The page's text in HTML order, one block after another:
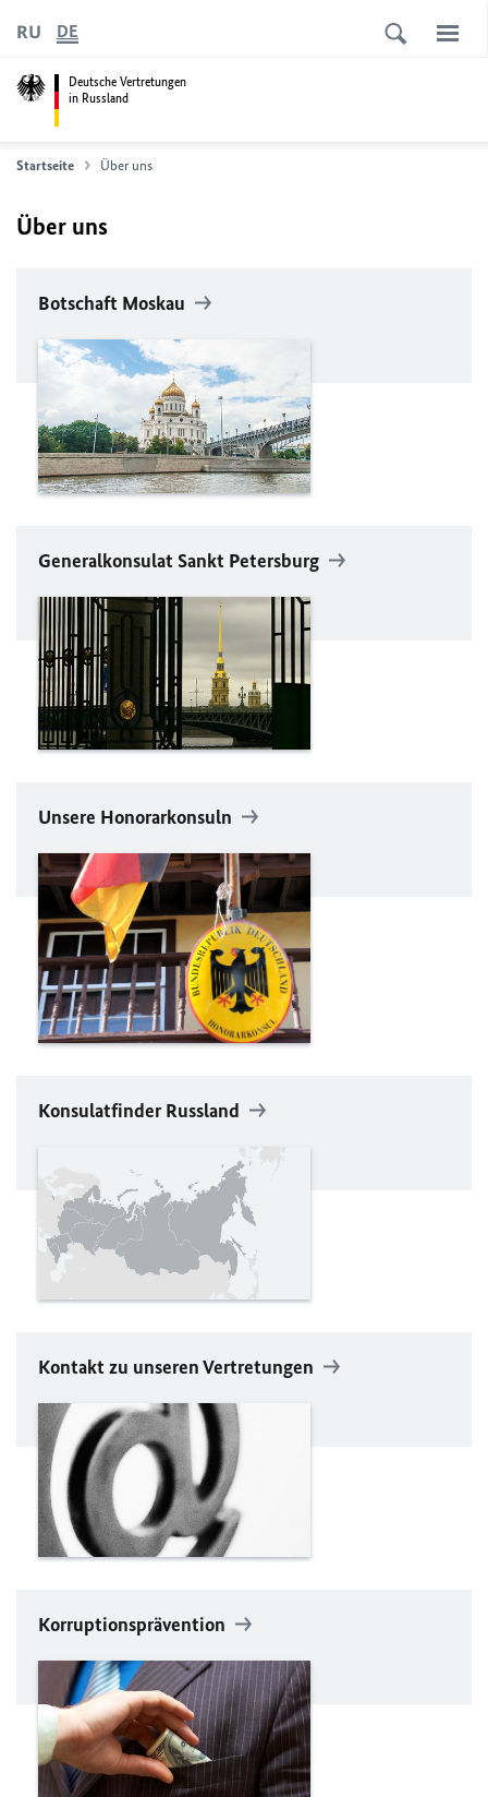
Deutsche Vertretungen
in Russland
RU DE
Startseite Über uns
Über uns
Botschaft Moskau
Generalkonsulat Sankt Petersburg
Unsere Honorarkonsuln
Konsulatfinder Russland
Kontakt zu unseren Vertretungen
Korruptionsprävention